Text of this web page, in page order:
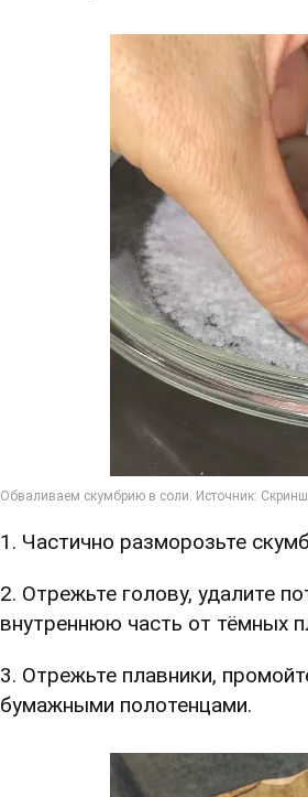
1. Частично разморозьте
2. Отрежьте голову, удалите
внутреннюю часть от тёмных
3. Отрежьте плавники,
бумажными полотенцами.